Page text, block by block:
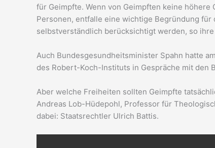
für Geimpfte. Wenn von Geimpften keine
Personen, entfalle eine wichtige Begründung
selbstverständlich berücksichtigt werden, so ihre
Auch Bundesgesundheitsminister Spahn hatte
des Robert-Koch-Instituts in Gespräche mit den
Aber welche Freiheiten sollten Geimpfte
Andreas Lob-Hüdepohl, Professor für
dabei: Staatsrechtler Ulrich Battis.